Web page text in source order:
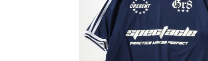
ゲームシャツの売れ筋ランキングもチェック！